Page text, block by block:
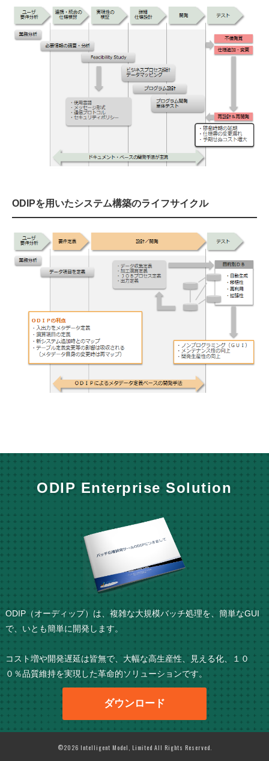
ODIPを用いたシステム構築のライフサイクル
ODIP Enterprise Solution
ODIP（オーディップ）は、複雑な大規模バッチ処理を、簡単なGUI
で、いとも簡単に開発します。
コスト増や開発遅延は皆無で、大幅な高生産性、見える化、１０
０％品質維持を実現した革命的ソリューションです。
ダウンロード
©2026 Intelligent Model, Limited All Rights Reserved.